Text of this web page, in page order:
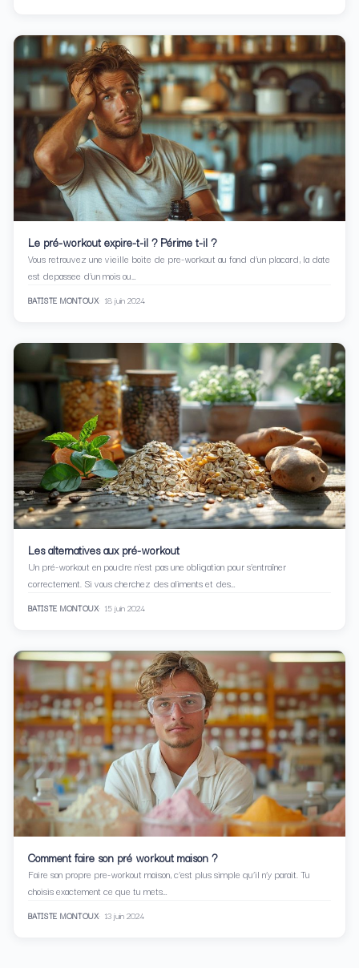
Le pré-workout expire-t-il ? Périme t-il ?
Vous retrouvez une vieille boite de pre-workout au fond d’un placard, la date
est depassee d’un mois ou…
BATISTE MONTOUX 18 juin 2024
Les alternatives aux pré-workout
Un pré-workout en poudre n’est pas une obligation pour s’entraîner
correctement. Si vous cherchez des aliments et des…
BATISTE MONTOUX 15 juin 2024
Comment faire son pré workout maison ?
Faire son propre pre-workout maison, c’est plus simple qu’il n’y parait. Tu
choisis exactement ce que tu mets…
BATISTE MONTOUX 13 juin 2024